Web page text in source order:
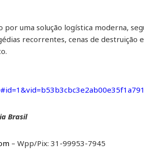
uma solução logística moderna,
recorrentes, cenas de destruição
Brasil
– Wpp/Pix: 31-99953-7945